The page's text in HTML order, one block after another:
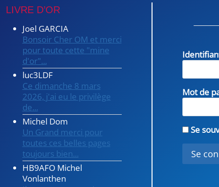
LIVRE D’OR
Joel GARCIA
Bonsoir Cher OM et merci
pour toute cette "mine
d'or"...
luc3LDF
Ce dimanche 8 mars
2026, j'ai eu le privilège
de...
Michel Dom
Un Grand merci pour
toutes ces belles pages
toujours bien...
HB9AFO Michel
Vonlanthen
Mot de
Se